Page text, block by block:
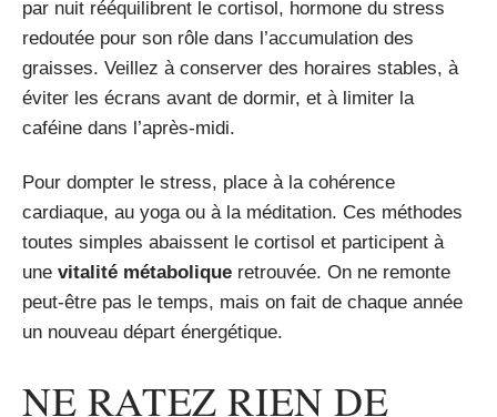
par nuit rééquilibrent le cortisol, hormone du stress
redoutée pour son rôle dans l’accumulation des
graisses. Veillez à conserver des horaires stables, à
éviter les écrans avant de dormir, et à limiter la
caféine dans l’après-midi.
Pour dompter le stress, place à la cohérence
cardiaque, au yoga ou à la méditation. Ces méthodes
toutes simples abaissent le cortisol et participent à
une vitalité métabolique retrouvée. On ne remonte
peut-être pas le temps, mais on fait de chaque année
un nouveau départ énergétique.
NE RATEZ RIEN DE